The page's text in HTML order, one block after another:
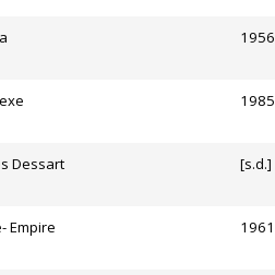
1956
1985
Dessart [s.d.]
Empire 1961